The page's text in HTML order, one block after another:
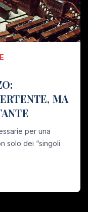
MA
per una
solo dei “singoli